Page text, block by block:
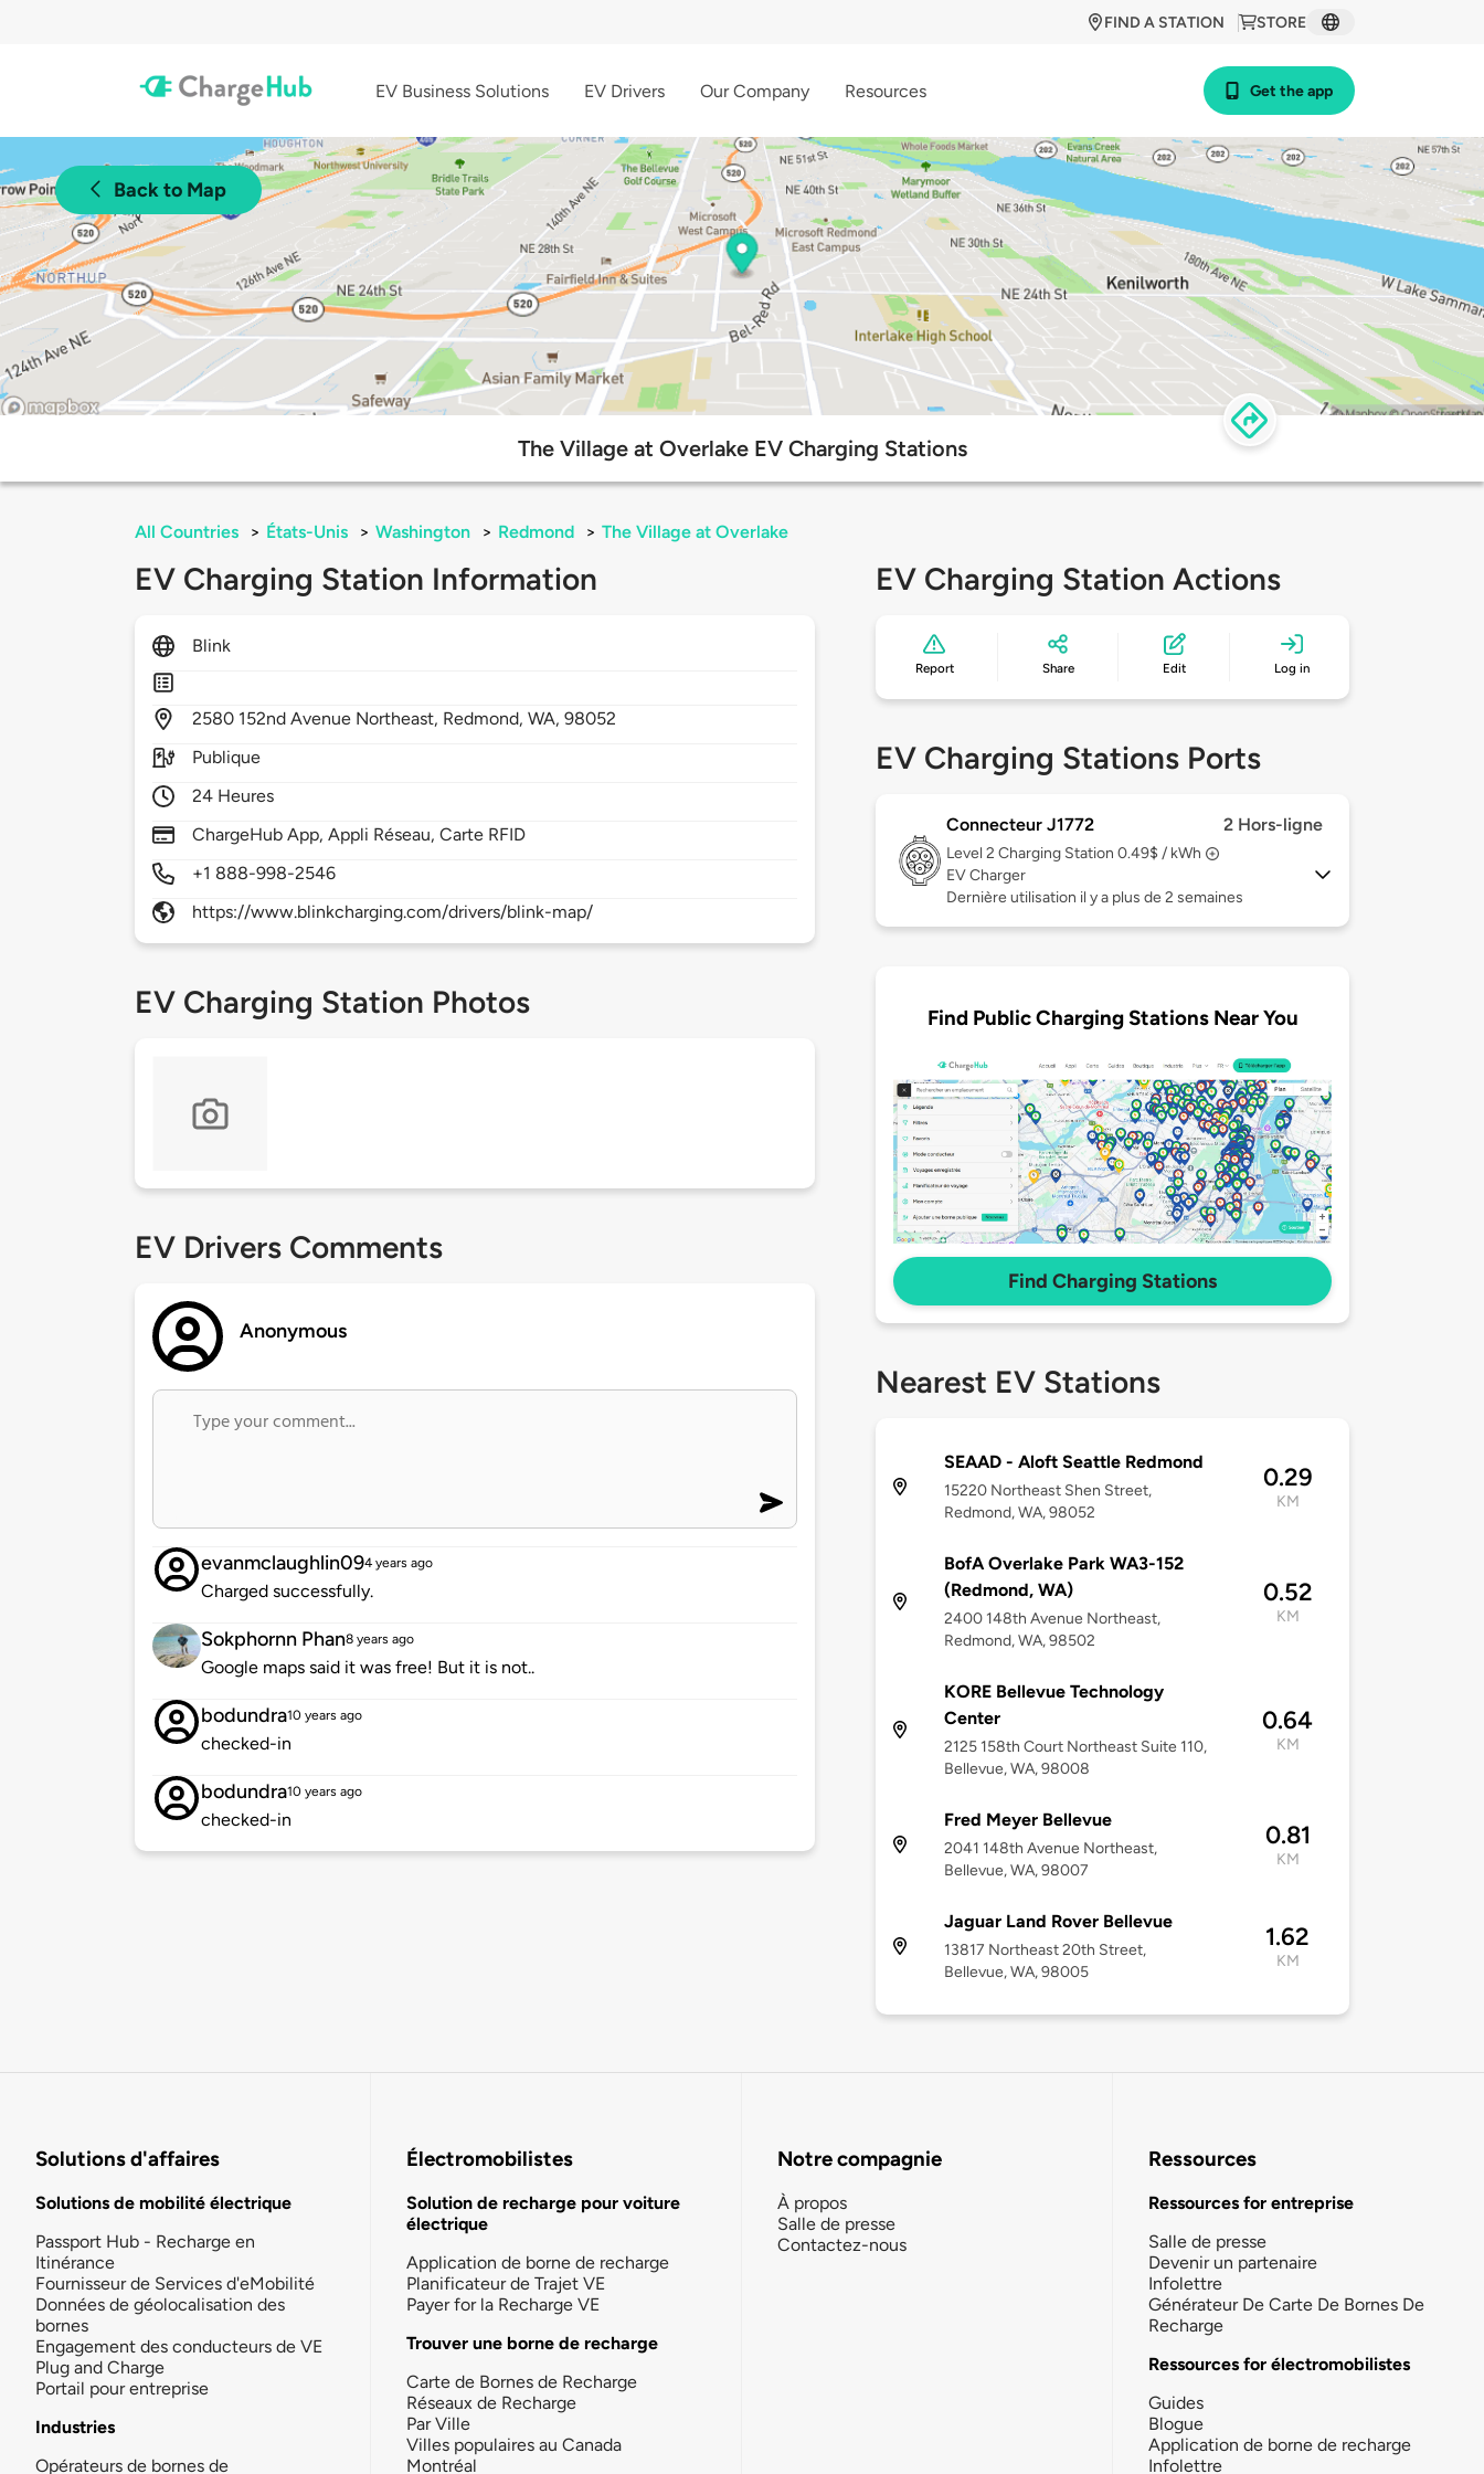
STORE
FIND A STATION
EV Business Solutions EV Drivers Our Company Resources Get the app
Back to Map
The Village at Overlake EV Charging Stations
All Countries > États-Unis > Washington > Redmond > The Village at Overlake
EV Charging Station Information
Blink
2580 152nd Avenue Northeast, Redmond,WA,98052
Publique
24 Heures
ChargeHub App, Appli Réseau, Carte RFID
+1 888-998-2546
https://www.blinkcharging.com/drivers/blink-map/
EV Charging Station Photos
EV Drivers Comments
Anonymous
evanmclaughlin094 years ago
Charged successfully.
Sokphornn Phan8 years ago
Google maps said it was free! But it is not..
bodundra10 years ago
checked-in
bodundra10 years ago
checked-in
EV Charging Station Actions
Report Share Edit Log in
EV Charging Stations Ports
Connecteur J1772 2 Hors-ligne
Level 2 Charging Station 0.49$ / kWh
EV Charger
Dernière utilisation il y a plus de 2 semaines
Find Public Charging Stations Near You
Find Charging Stations
Nearest EV Stations
SEAAD - Aloft Seattle Redmond
15220 Northeast Shen Street,
Redmond, WA, 98052
0.29
KM
BofA Overlake Park WA3-152
(Redmond, WA)
2400 148th Avenue Northeast,
Redmond, WA, 98502
0.52
KM
KORE Bellevue Technology
Center
2125 158th Court Northeast Suite 110,
Bellevue, WA, 98008
0.64
KM
Fred Meyer Bellevue
2041 148th Avenue Northeast,
Bellevue, WA, 98007
0.81
KM
Jaguar Land Rover Bellevue
13817 Northeast 20th Street,
Bellevue, WA, 98005
1.62
KM
Solutions d'affaires
Solutions de mobilité électrique
Passport Hub - Recharge en
Itinérance
Fournisseur de Services d'eMobilité
Données de géolocalisation des
bornes
Engagement des conducteurs de VE
Plug and Charge
Portail pour entreprise
Industries
Opérateurs de bornes de
Électromobilistes
Solution de recharge pour voiture
électrique
Application de borne de recharge
Planificateur de Trajet VE
Payer for la Recharge VE
Trouver une borne de recharge
Carte de Bornes de Recharge
Réseaux de Recharge
Par Ville
Villes populaires au Canada
Montréal
Notre compagnie
À propos
Salle de presse
Contactez-nous
Ressources
Ressources for entreprise
Salle de presse
Devenir un partenaire
Infolettre
Générateur De Carte De Bornes De
Recharge
Ressources for électromobilistes
Guides
Blogue
Application de borne de recharge
Infolettre